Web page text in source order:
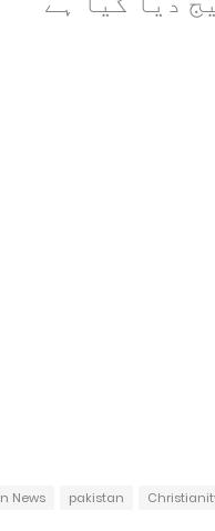
pakistan
News